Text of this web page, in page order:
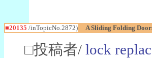
■20135 /inTopicNo.2872) A Sliding Folding
□投稿者/ lock